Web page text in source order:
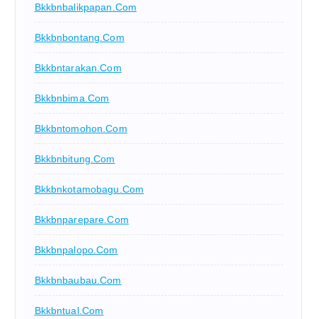
Bkkbnbalikpapan.com
Bkkbnbontang.com
Bkkbntarakan.com
Bkkbnbima.com
Bkkbntomohon.com
Bkkbnbitung.com
Bkkbnkotamobagu.com
Bkkbnparepare.com
Bkkbnpalopo.com
Bkkbnbaubau.com
Bkkbntual.com